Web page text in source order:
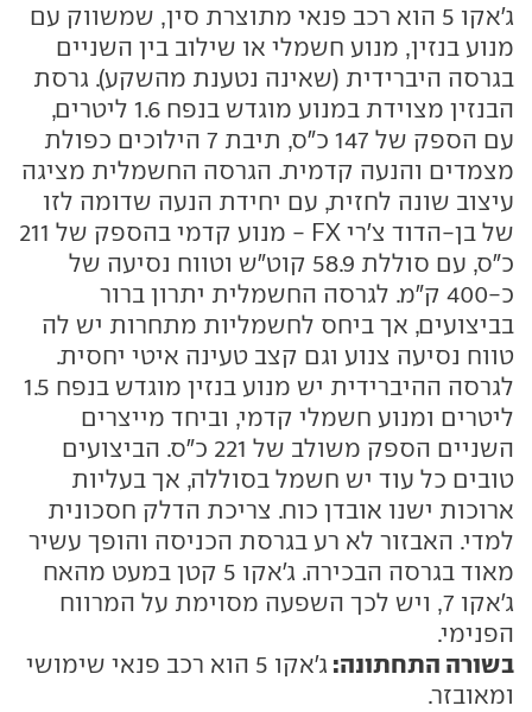
ג'אקו 5 הוא רכב פנאי מתוצרת סין, שמשווק עם
מנוע בנזין, מנוע חשמלי או שילוב בין השניים
בגרסה היברידית (שאינה נטענת מהשקע). גרסת
הבנזין מצוידת במנוע מוגדש בנפח 1.6 ליטרים,
עם הספק של 147 כ"ס, תיבת 7 הילוכים כפולת
מצמדים והנעה קדמית. הגרסה החשמלית מציגה
עיצוב שונה לחזית, עם יחידת הנעה שדומה לזו
של בן-הדוד צ'רי FX - מנוע קדמי בהספק של 211
כ"ס, עם סוללת 58.9 קוט"ש וטווח נסיעה של
כ-400 ק"מ. לגרסה החשמלית יתרון ברור
בביצועים, אך ביחס לחשמליות מתחרות יש לה
טווח נסיעה צנוע וגם קצב טעינה איטי יחסית.
לגרסה ההיברידית יש מנוע בנזין מוגדש בנפח 1.5
ליטרים ומנוע חשמלי קדמי, וביחד מייצרים
השניים הספק משולב של 221 כ"ס. הביצועים
טובים כל עוד יש חשמל בסוללה, אך בעליות
ארוכות ישנו אובדן כוח. צריכת הדלק חסכונית
למדי. האבזור לא רע בגרסת הכניסה והופך עשיר
מאוד בגרסה הבכירה. ג'אקו 5 קטן במעט מהאח
ג'אקו 7, ויש לכך השפעה מסוימת על המרווח
הפנימי.
בשורה התחתונה:
ג'אקו 5 הוא רכב פנאי שימושי
ומאובזר.